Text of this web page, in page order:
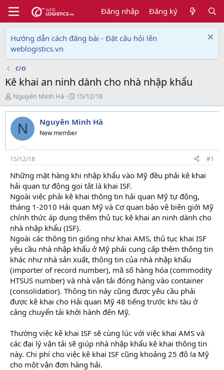
Đăng nhập Đăng ký
Hướng dẫn cách đăng bài - Đặt câu hỏi lên
weblogistics.vn
C/O
Kê khai an ninh dành cho nhà nhập khẩu
T
h
r
e
d
s
t
a
r
t
e
r
Nguyên Minh Hà
N
g
à
y
g
i
15/12/18
N Nguyên Minh Hà
New member
15/12/18 #1
Những mặt hàng khi nhập khẩu vào Mỹ đều phải kê khai
hải quan tự động gọi tắt là khai ISF.
Ngoài việc phải kê khai thông tin hải quan Mỹ tự động,
tháng 1-2010 Hải quan Mỹ và Cơ quan bảo vệ biên giới Mỹ
chính thức áp dụng thêm thủ tục kê khai an ninh dành cho
nhà nhập khẩu (ISF).
Ngoài các thông tin giống như khai AMS, thủ tục khai ISF
yêu cầu nhà nhập khẩu ở Mỹ phải cung cấp thêm thông tin
khác như nhà sản xuất, thông tin của nhà nhập khẩu
(importer of record number), mã số hàng hóa (commodity
HTSUS number) và nhà vận tải đóng hàng vào container
(consolidatior). Thông tin này cũng được yêu cầu phải
được kê khai cho Hải quan Mỹ 48 tiếng trước khi tàu ở
cảng chuyển tải khởi hành đến Mỹ.
Thường việc kê khai ISF sẽ cùng lúc với việc khai AMS và
các đại lý vận tải sẽ giúp nhà nhập khẩu kê khai thông tin
này. Chi phí cho việc kê khai ISF cũng khoảng 25 đô la Mỹ
cho một vận đơn hàng hải.